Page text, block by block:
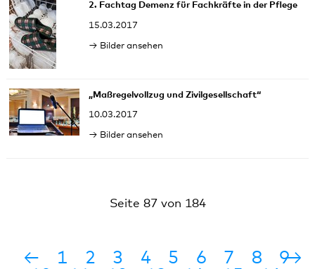
2. Fachtag Demenz für Fachkräfte in der Pflege
15.03.2017
Bilder ansehen
„Maßregelvollzug und Zivilgesellschaft“
10.03.2017
Bilder ansehen
Seite 87 von 184
← 1 2 3 4 5 6 7 8
9→